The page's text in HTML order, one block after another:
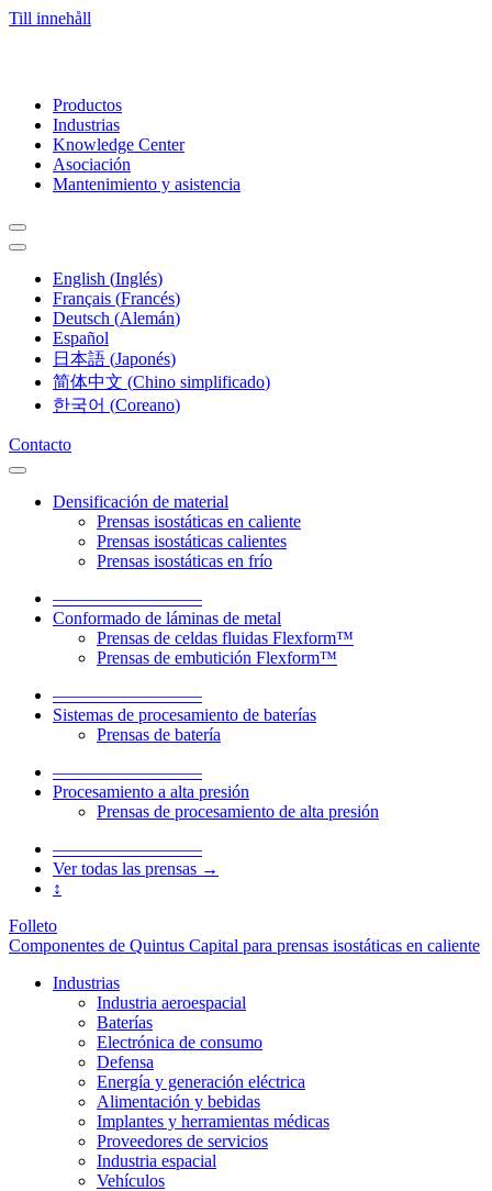
Till innehåll
Productos
Industrias
Knowledge Center
Asociación
Mantenimiento y asistencia
English (Inglés)
Français (Francés)
Deutsch (Alemán)
Español
日本語 (Japonés)
简体中文 (Chino simplificado)
한국어 (Coreano)
Contacto
Densificación de material
Prensas isostáticas en caliente
Prensas isostáticas calientes
Prensas isostáticas en frío
–––––––––––––––––
Conformado de láminas de metal
Prensas de celdas fluidas Flexform™
Prensas de embutición Flexform™
–––––––––––––––––
Sistemas de procesamiento de baterías
Prensas de batería
–––––––––––––––––
Procesamiento a alta presión
Prensas de procesamiento de alta presión
–––––––––––––––––
Ver todas las prensas →
↕
Folleto
Componentes de Quintus Capital para prensas isostáticas en caliente
Industrias
Industria aeroespacial
Baterías
Electrónica de consumo
Defensa
Energía y generación eléctrica
Alimentación y bebidas
Implantes y herramientas médicas
Proveedores de servicios
Industria espacial
Vehículos